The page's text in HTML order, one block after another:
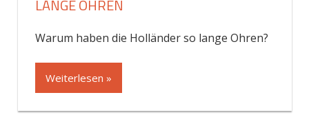
LANGE OHREN
Warum haben die Holländer so lange Ohren?
Weiterlesen »